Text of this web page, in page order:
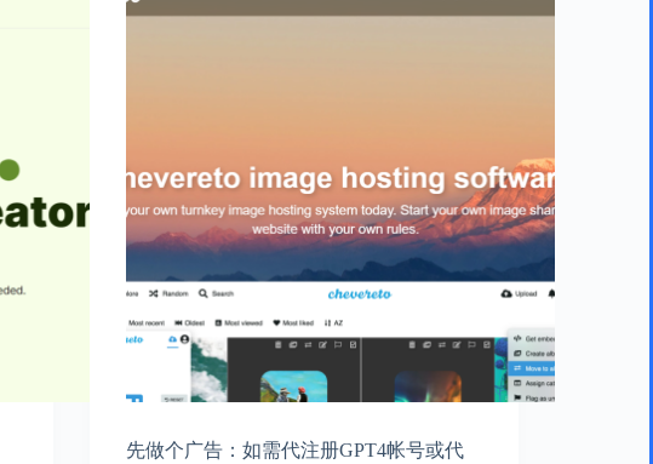
先做个广告：如需代注册GPT4帐号或代